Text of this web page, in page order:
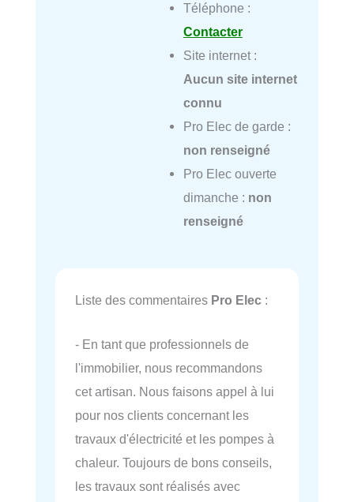
Téléphone :
Contacter
Site internet :
Aucun site internet
connu
Pro Elec de garde :
non renseigné
Pro Elec ouverte
dimanche : non
renseigné
Liste des commentaires Pro Elec :
- En tant que professionnels de
l'immobilier, nous recommandons
cet artisan. Nous faisons appel à lui
pour nos clients concernant les
travaux d'électricité et les pompes à
chaleur. Toujours de bons conseils,
les travaux sont réalisés avec